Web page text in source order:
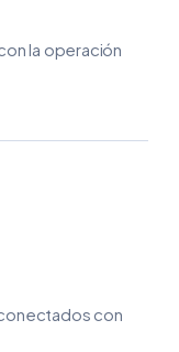
la operación
con